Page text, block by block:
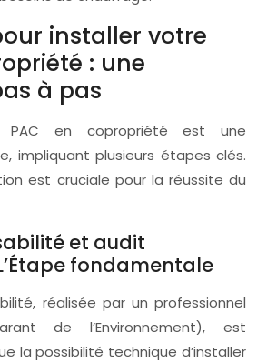
installer votre
: une
à pas
PAC en copropriété est une
impliquant plusieurs étapes clés.
est cruciale pour la réussite du
et audit
fondamentale
réalisée par un professionnel
de l’Environnement), est
la possibilité technique d’installer